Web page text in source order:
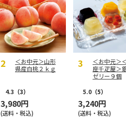
＜お中元＞山形
県産白桃２ｋｇ
4.3 （3）
3,980円
(送料・税込)
＜お中元＞
座千疋屋＞
ゼリー９個
5.0 （5）
3,240円
(送料・税込)